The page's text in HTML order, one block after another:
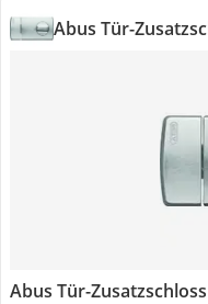
Abus Tür-
Abus Tür-